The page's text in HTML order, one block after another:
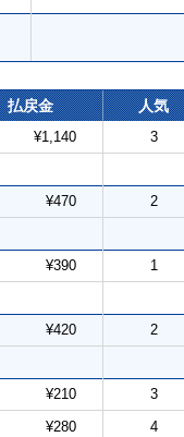
払戻金 人気
¥1,140 3
¥470 2
¥390 1
¥420 2
¥210 3
¥280 4